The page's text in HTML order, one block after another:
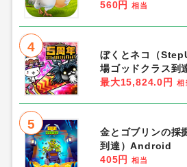
560円
相当
4
ぼくとネコ（
場ゴッドクラス到
最大15,824.0円
相
5
金とゴブリンの採
到達）Android
405円
相当